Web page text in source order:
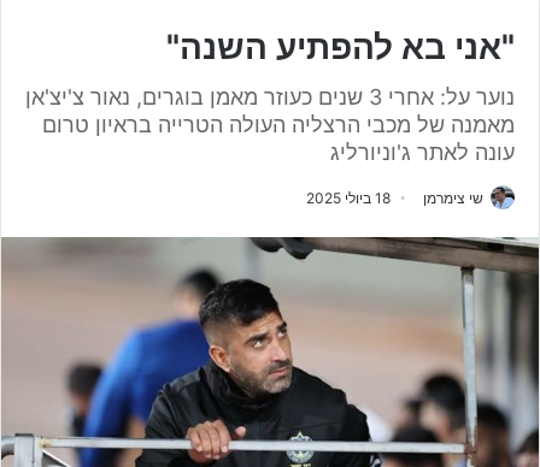
"אני בא להפתיע השנה"
נוער על: אחרי 3 שנים כעוזר מאמן בוגרים, נאור צ'יצ'אן
מאמנה של מכבי הרצליה העולה הטרייה בראיון טרום
עונה לאתר ג'וניורליג
שי צימרמן 18 ביולי 2025